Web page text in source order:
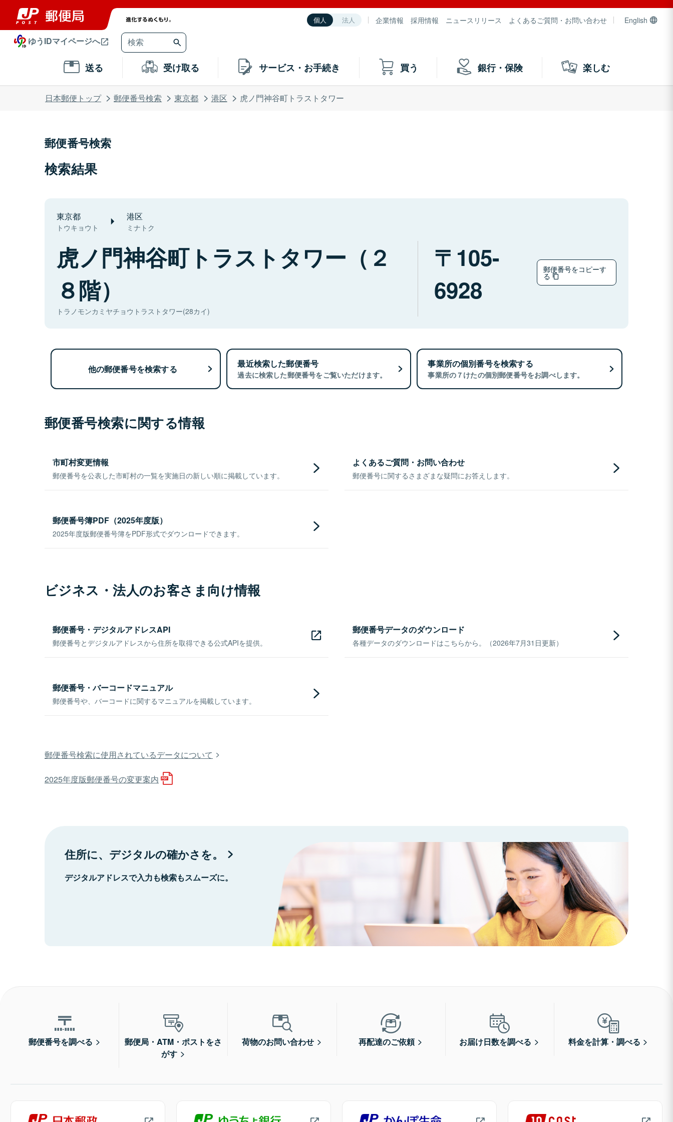
個人 法人 企業情報 採用情報 ニュースリリース よくあるご質問・お問い合わせ English
ゆうIDマイページへ
送る 受け取る サービス・お手続き 買う 銀行・保険 楽しむ
日本郵便トップ 郵便番号検索 東京都 港区 虎ノ門神谷町トラストタワー
郵便番号検索
検索結果
東京都
トウキョウト
港区
ミナトク
虎ノ門神谷町トラストタワー（２
８階）
トラノモンカミヤチョウトラストタワー(28カイ)
105-
6928
郵便番号をコピーす
る
他の郵便番号を検索する 最近検索した郵便番号
過去に検索した郵便番号をご覧いただけます。
事業所の個別番号を検索する
事業所の７けたの個別郵便番号をお調べします。
郵便番号検索に関する情報
市町村変更情報
郵便番号を公表した市町村の一覧を実施日の新しい順に掲載しています。
よくあるご質問・お問い合わせ
郵便番号に関するさまざまな疑問にお答えします。
郵便番号簿PDF（2025年度版）
2025年度版郵便番号簿をPDF形式でダウンロードできます。
ビジネス・法人のお客さま向け情報
郵便番号・デジタルアドレスAPI
郵便番号とデジタルアドレスから住所を取得できる公式APIを提供。
郵便番号データのダウンロード
各種データのダウンロードはこちらから。（2026年7月31日更新）
郵便番号・バーコードマニュアル
郵便番号や、バーコードに関するマニュアルを掲載しています。
郵便番号検索に使用されているデータについて
2025年度版郵便番号の変更案内
住所に、デジタルの確かさを。
デジタルアドレスで入力も検索もスムーズに。
郵便番号を調べる
郵便局・ATM・ポストをさ
がす
荷物のお問い合わせ 再配達のご依頼 お届け日数を調べる 料金を計算・調べる